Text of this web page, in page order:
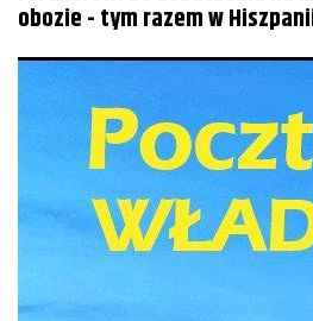
obozie - tym razem w